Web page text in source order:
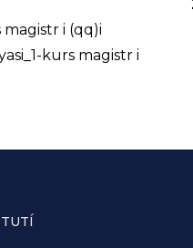
i (qq)i
kurs magistr i